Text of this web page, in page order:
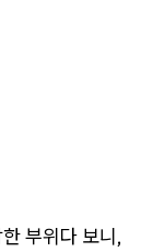
부위다 보니,